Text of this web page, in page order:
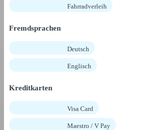
Fahrradverleih
Fremdsprachen
Deutsch
Englisch
Kreditkarten
Visa Card
Maestro / V Pay